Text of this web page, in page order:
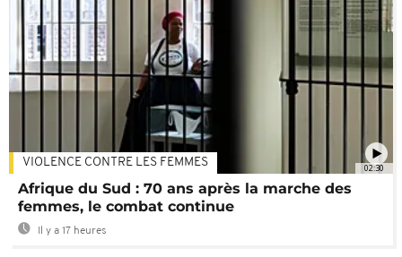
02:30
VIOLENCE CONTRE LES FEMMES
Afrique du Sud : 70 ans après la marche des
femmes, le combat continue
Il y a 17 heures